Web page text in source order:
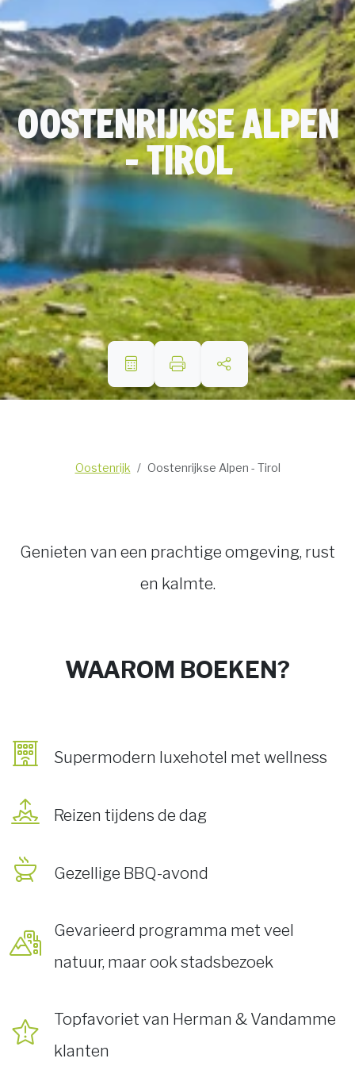
OOSTENRIJKSE ALPEN
- TIROL
Oostenrijk Oostenrijkse Alpen - Tirol
Genieten van een prachtige omgeving, rust
en kalmte.
WAAROM BOEKEN?
Supermodern luxehotel met wellness
Reizen tijdens de dag
Gezellige BBQ-avond
Gevarieerd programma met veel
natuur, maar ook stadsbezoek
Topfavoriet van Herman & Vandamme
klanten